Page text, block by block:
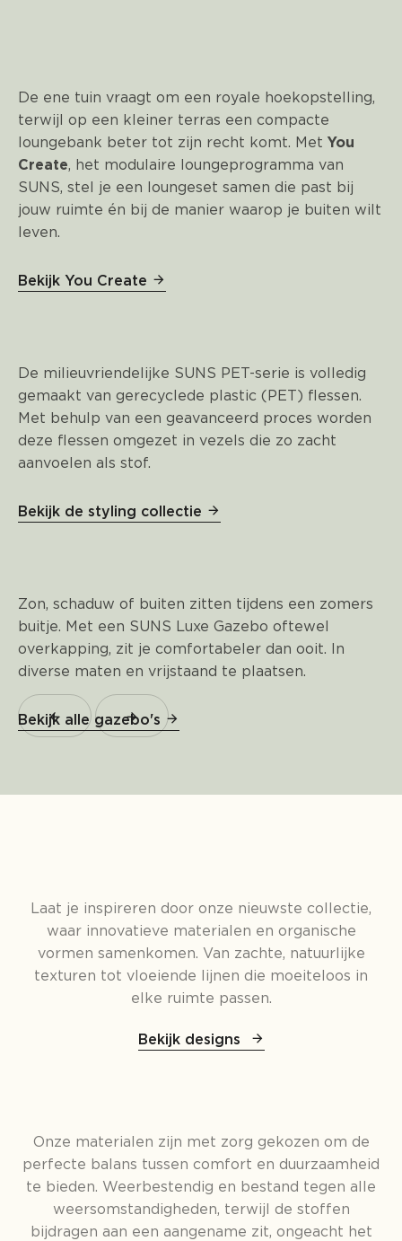
De ene tuin vraagt om een royale hoekopstelling,
terwijl op een kleiner terras een compacte
loungebank beter tot zijn recht komt. Met You
Create, het modulaire loungeprogramma van
SUNS, stel je een loungeset samen die past bij
jouw ruimte én bij de manier waarop je buiten wilt
leven.
Bekijk You Create
De milieuvriendelijke SUNS PET-serie is volledig
gemaakt van gerecyclede plastic (PET) flessen.
Met behulp van een geavanceerd proces worden
deze flessen omgezet in vezels die zo zacht
aanvoelen als stof.
Bekijk de styling collectie
Zon, schaduw of buiten zitten tijdens een zomers
buitje. Met een SUNS Luxe Gazebo oftewel
overkapping, zit je comfortabeler dan ooit. In
diverse maten en vrijstaand te plaatsen.
Bekijk alle gazebo's
Laat je inspireren door onze nieuwste collectie,
waar innovatieve materialen en organische
vormen samenkomen. Van zachte, natuurlijke
texturen tot vloeiende lijnen die moeiteloos in
elke ruimte passen.
Bekijk designs
Onze materialen zijn met zorg gekozen om de
perfecte balans tussen comfort en duurzaamheid
te bieden. Weerbestendig en bestand tegen alle
weersomstandigheden, terwijl de stoffen
bijdragen aan een aangename zit, ongeacht het